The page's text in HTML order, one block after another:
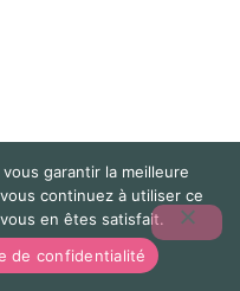
garantir la meilleure
continuez à utiliser ce
en êtes satisfait.
de confidentialité